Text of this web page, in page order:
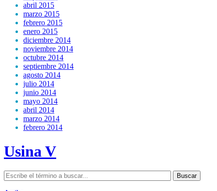
abril 2015
marzo 2015
febrero 2015
enero 2015
diciembre 2014
noviembre 2014
octubre 2014
septiembre 2014
agosto 2014
julio 2014
junio 2014
mayo 2014
abril 2014
marzo 2014
febrero 2014
Usina V